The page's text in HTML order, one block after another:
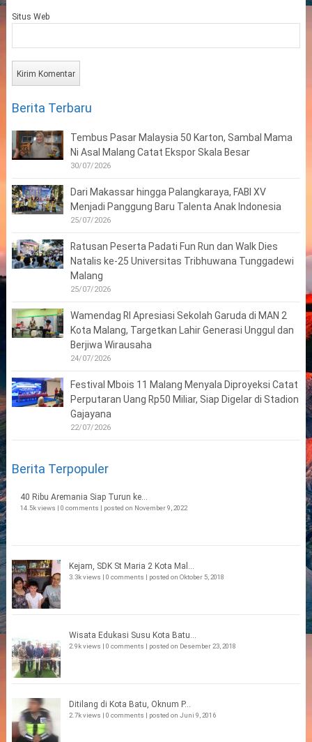
Situs Web
Berita Terbaru
Tembus Pasar Malaysia 50 Karton, Sambal Mama
Ni Asal Malang Catat Ekspor Skala Besar
30/07/2026
Dari Makassar hingga Palangkaraya, FABI XV
Menjadi Panggung Baru Talenta Anak Indonesia
25/07/2026
Ratusan Peserta Padati Fun Run dan Walk Dies
Natalis ke-25 Universitas Tribhuwana Tunggadewi
Malang
25/07/2026
Wamendag RI Apresiasi Sekolah Garuda di MAN 2
Kota Malang, Targetkan Lahir Generasi Unggul dan
Berjiwa Wirausaha
24/07/2026
Festival Mbois 11 Malang Menyala Diproyeksi Catat
Perputaran Uang Rp50 Miliar, Siap Digelar di Stadion
Gajayana
22/07/2026
Berita Terpopuler
40 Ribu Aremania Siap Turun ke...
14.5k views | 0 comments | posted on November 9, 2022
Kejam, SDK St Maria 2 Kota Mal...
3.3k views | 0 comments | posted on Oktober 5, 2018
Wisata Edukasi Susu Kota Batu...
2.9k views | 0 comments | posted on Desember 23, 2018
Ditilang di Kota Batu, Oknum P...
2.7k views | 0 comments | posted on Juni 9, 2016